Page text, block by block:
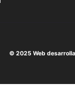
© 2025 Web